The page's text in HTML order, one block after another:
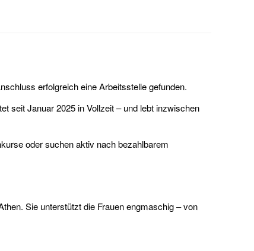
erfolgreich eine Arbeitsstelle gefunden.
seit Januar 2025 in Vollzeit – und lebt inzwischen
oder suchen aktiv nach bezahlbarem
Sie unterstützt die Frauen engmaschig – von